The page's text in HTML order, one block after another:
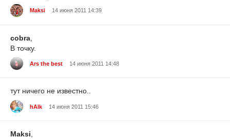
Maksi 14 июня 2011 14:39
cobra
В точку.
Ars the best 14 июня 2011 14:48
тут ничего не известно..
hAlk 14 июня 2011 15:46
Maksi